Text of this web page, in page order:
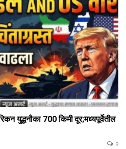
युद्धनौका 700 किमी दूर;मध्यपूर्वेतील
0